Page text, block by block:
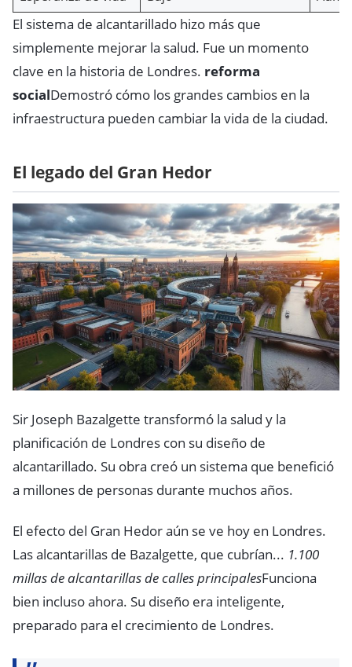
El sistema de alcantarillado hizo más que
simplemente mejorar la salud. Fue un momento
clave en la historia de Londres. reforma
socialDemostró cómo los grandes cambios en la
infraestructura pueden cambiar la vida de la ciudad.
El legado del Gran Hedor
Sir Joseph Bazalgette transformó la salud y la
planificación de Londres con su diseño de
alcantarillado. Su obra creó un sistema que benefició
a millones de personas durante muchos años.
El efecto del Gran Hedor aún se ve hoy en Londres.
Las alcantarillas de Bazalgette, que cubrían... 1.100
millas de alcantarillas de calles principalesFunciona
bien incluso ahora. Su diseño era inteligente,
preparado para el crecimiento de Londres.